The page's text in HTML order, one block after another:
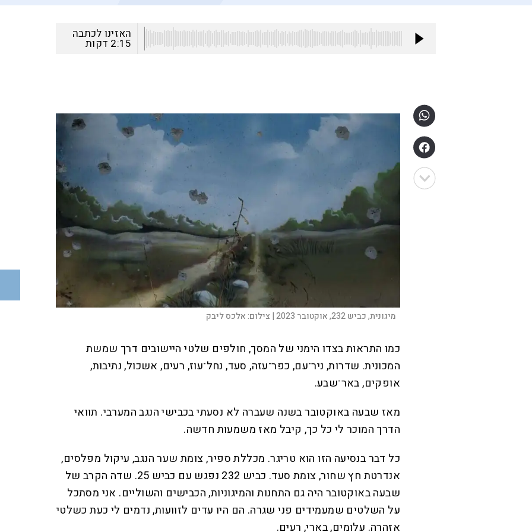
האזינו לכתבה
2:15 דקות
מיגונית, כביש 232, אוקטובר 2023 | צילום:אלכס ליבק
כמו התראות בצדו הימני של המסך, חולפים שלטי היישובים דרך שמשת
המכונית. שדרות, ניר־עם, כפר־עזה, סעד, נחל־עוז, רעים, אשכול, נתיבות,
אופקים, באר־שבע.
מאז שבעה באוקטובר בשנה שעברה לא נסעתי בכבישי הנגב המערבי. תוואי
הדרך המוכר לי כל כך, קיבל מאז משמעות חדשה.
כל דבר בנסיעה הזו הוא טריגר. מכללת ספיר, צומת שער הנגב, עיקול מפלסים,
אנדרטת חץ שחור, צומת סעד. כביש 232 נפגש עם כביש 25. שדה הקרב של
שבעה באוקטובר היה גם התחנות והמיגוניות, הכבישים והשוליים. אני מסתכל
על השלטים שמעמידים פני שגרה. הם היו עדים לזוועות, נדמים לי כעת כשלטי
אזהרה. עלומים, בארי, רעים.